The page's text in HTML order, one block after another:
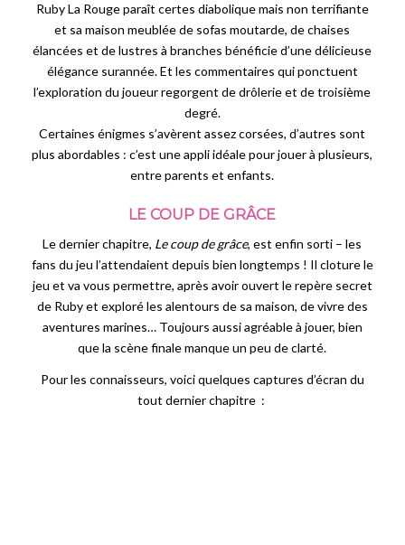
Ruby La Rouge paraît certes diabolique mais non terrifiante
et sa maison meublée de sofas moutarde, de chaises
élancées et de lustres à branches bénéficie d’une délicieuse
élégance surannée. Et les commentaires qui ponctuent
l’exploration du joueur regorgent de drôlerie et de troisième
degré.
Certaines énigmes s’avèrent assez corsées, d’autres sont
plus abordables : c’est une appli idéale pour jouer à plusieurs,
entre parents et enfants.
LE COUP DE GRÂCE
Le dernier chapitre, Le coup de grâce, est enfin sorti – les
fans du jeu l’attendaient depuis bien longtemps ! Il cloture le
jeu et va vous permettre, après avoir ouvert le repère secret
de Ruby et exploré les alentours de sa maison, de vivre des
aventures marines… Toujours aussi agréable à jouer, bien
que la scène finale manque un peu de clarté.
Pour les connaisseurs, voici quelques captures d’écran du
tout dernier chapitre :